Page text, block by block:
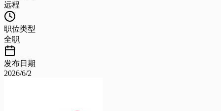
远程
职位类型
全职
发布日期
2026/6/2